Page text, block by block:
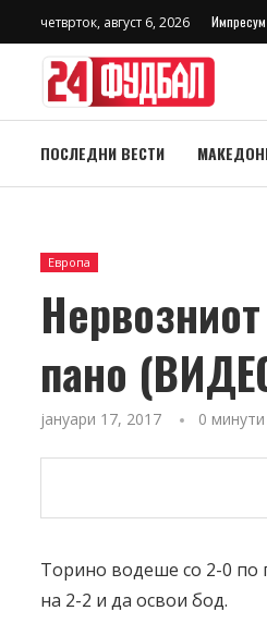
четврток, август 6, 2026 Импресум
ПОСЛЕДНИ ВЕСТИ
Европа
пано
јануари 17, 2017 0
Торино водеше со 2-0 по
на 2-2 и да освои бод.